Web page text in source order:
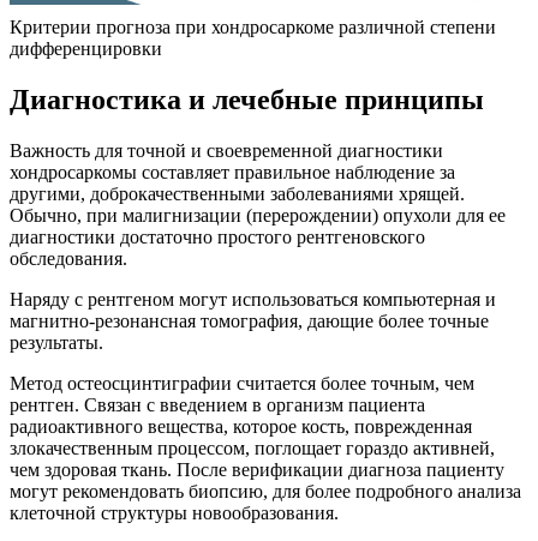
Критерии прогноза при хондросаркоме различной степени
дифференцировки
Диагностика и лечебные принципы
Важность для точной и своевременной диагностики
хондросаркомы составляет правильное наблюдение за
другими, доброкачественными заболеваниями хрящей.
Обычно, при малигнизации (перерождении) опухоли для ее
диагностики достаточно простого рентгеновского
обследования.
Наряду с рентгеном могут использоваться компьютерная и
магнитно-резонансная томография, дающие более точные
результаты.
Метод остеосцинтиграфии считается более точным, чем
рентген. Связан с введением в организм пациента
радиоактивного вещества, которое кость, поврежденная
злокачественным процессом, поглощает гораздо активней,
чем здоровая ткань. После верификации диагноза пациенту
могут рекомендовать биопсию, для более подробного анализа
клеточной структуры новообразования.